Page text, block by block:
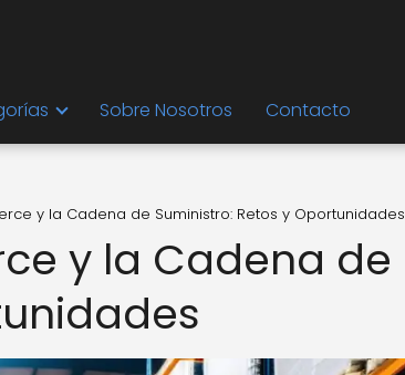
Sobre Nosotros Contacto
y la Cadena de Suministro: Retos y Oportunidades
y la Cadena de